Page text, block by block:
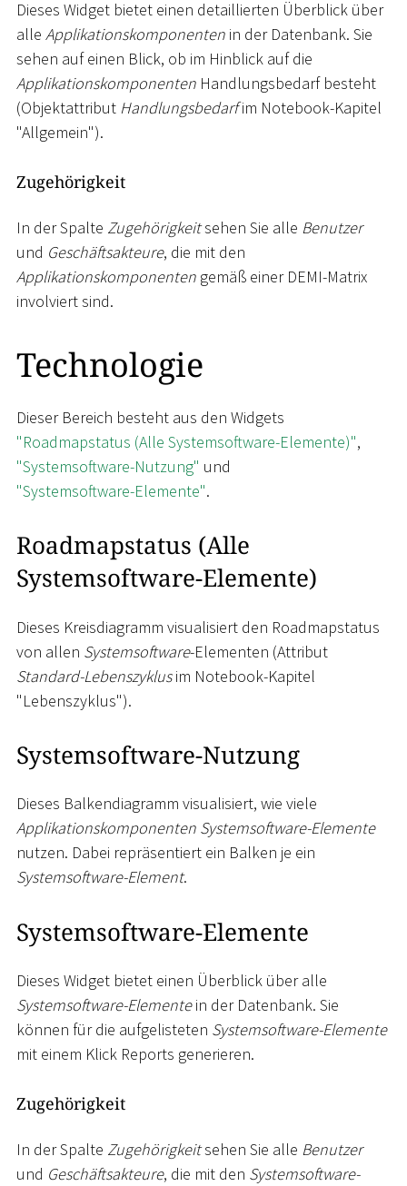
Dieses Widget bietet einen detaillierten Überblick über
alle Applikationskomponenten in der Datenbank. Sie
sehen auf einen Blick, ob im Hinblick auf die
Applikationskomponenten Handlungsbedarf besteht
(Objektattribut Handlungsbedarfim Notebook-Kapitel
"Allgemein").
Zugehörigkeit
In der Spalte Zugehörigkeitsehen Sie alle Benutzer
und Geschäftsakteure, die mit den
Applikationskomponenten gemäß einer DEMI-Matrix
involviert sind.
Technologie
Dieser Bereich besteht aus den Widgets
"Roadmapstatus (Alle Systemsoftware-Elemente)",
"Systemsoftware-Nutzung" und
"Systemsoftware-Elemente".
Roadmapstatus (Alle
Systemsoftware-Elemente)
Dieses Kreisdiagramm visualisiert den Roadmapstatus
von allen Systemsoftware-Elementen (Attribut
Standard-Lebenszyklusim Notebook-Kapitel
"Lebenszyklus").
Systemsoftware-Nutzung
Dieses Balkendiagramm visualisiert, wie viele
Applikationskomponenten Systemsoftware-Elemente
nutzen. Dabei repräsentiert ein Balken je ein
Systemsoftware-Element.
Systemsoftware-Elemente
Dieses Widget bietet einen Überblick über alle
Systemsoftware-Elementein der Datenbank. Sie
können für die aufgelisteten Systemsoftware-Elemente
mit einem Klick Reports generieren.
Zugehörigkeit
In der Spalte Zugehörigkeitsehen Sie alle Benutzer
und Geschäftsakteure, die mit den Systemsoftware-